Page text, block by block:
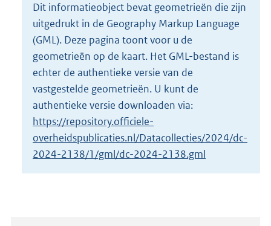
o
t
t
e
1
,
8
Dit informatieobject bevat geometrieën die zijn
uitgedrukt in de Geography Markup Language
(GML). Deze pagina toont voor u de
geometrieën op de kaart. Het GML-bestand is
echter de authentieke versie van de
vastgestelde geometrieën. U kunt de
authentieke versie downloaden via:
https://repository.officiele-
overheidspublicaties.nl/Datacollecties/2024/dc-
2024-2138/1/gml/dc-2024-2138.gml